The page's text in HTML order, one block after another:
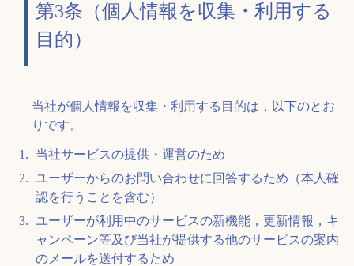
第3条（個人情報を収集・利用する
目的）
当社が個人情報を収集・利用する目的は，以下のとお
りです。
当社サービスの提供・運営のため
ユーザーからのお問い合わせに回答するため（本人確
認を行うことを含む）
ユーザーが利用中のサービスの新機能，更新情報，キ
ャンペーン等及び当社が提供する他のサービスの案内
のメールを送付するため